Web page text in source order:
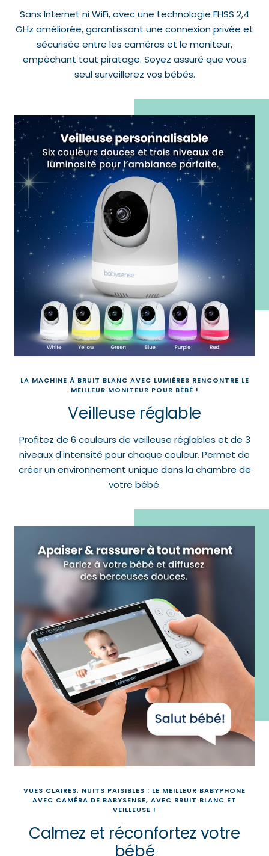
Sans Internet ni WiFi, avec une technologie FHSS 2,4
GHz améliorée, garantissant une connexion privée et
sécurisée entre les caméras et le moniteur,
empêchant tout piratage. Soyez assuré que vous
seul surveillerez vos bébés.
LA MACHINE À BRUIT BLANC AVEC LUMIÈRES RENCONTRE LE
MEILLEUR MONITEUR POUR BÉBÉ !
Veilleuse réglable
Profitez de 6 couleurs de veilleuse réglables et de 3
niveaux d'intensité pour chaque couleur. Permet de
créer un environnement unique dans la chambre de
votre bébé.
VUES CLAIRES, NUITS PAISIBLES : LE MEILLEUR BABYPHONE
AVEC CAMÉRA DE BABYSENSE, AVEC BRUIT BLANC ET
VEILLEUSE !
Calmez et réconfortez votre
bébé